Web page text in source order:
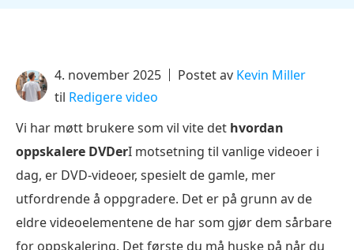
4. november 2025 Postet av Kevin Miller
til Redigere video
Vi har møtt brukere som vil vite det hvordan
oppskalere DVDerI motsetning til vanlige videoer i
dag, er DVD-videoer, spesielt de gamle, mer
utfordrende å oppgradere. Det er på grunn av de
eldre videoelementene de har som gjør dem sårbare
for oppskalering. Det første du må huske på når du